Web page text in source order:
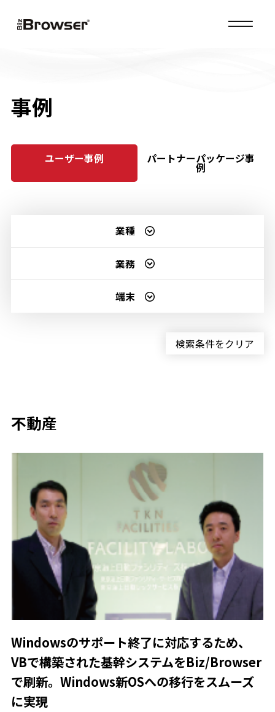
MENU
事例
ユーザー事例 パートナーパッケージ事
例
業種
業務
端末
検索条件をクリア
不動産
Windowsのサポート終了に対応するため、
VBで構築された基幹システムをBiz/Browser
で刷新。Windows新OSへの移行をスムーズ
に実現